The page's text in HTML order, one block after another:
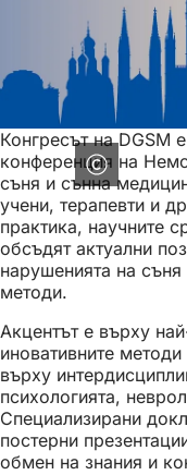
Конгресът на DGSM
конференция на
съня и сънна
учени, терапевти и
практика, научните
обсъдят актуални
нарушенията на
методи.
Акцентът е върху
иновативните
върху
психологията,
Специализирани
постерни
обмен на знания и